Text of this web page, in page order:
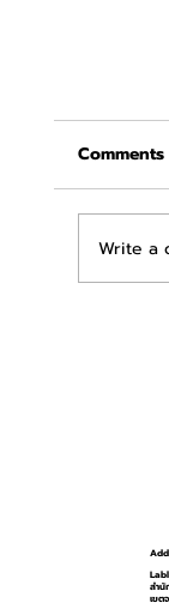
วิธีล
Comments
Write a
สำนั
เขต